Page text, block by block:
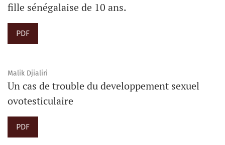
fille sénégalaise de 10 ans.
PDF
Malik Djialiri
Un cas de trouble du developpement sexuel
ovotesticulaire
PDF